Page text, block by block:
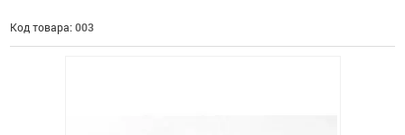
Код товара: 003